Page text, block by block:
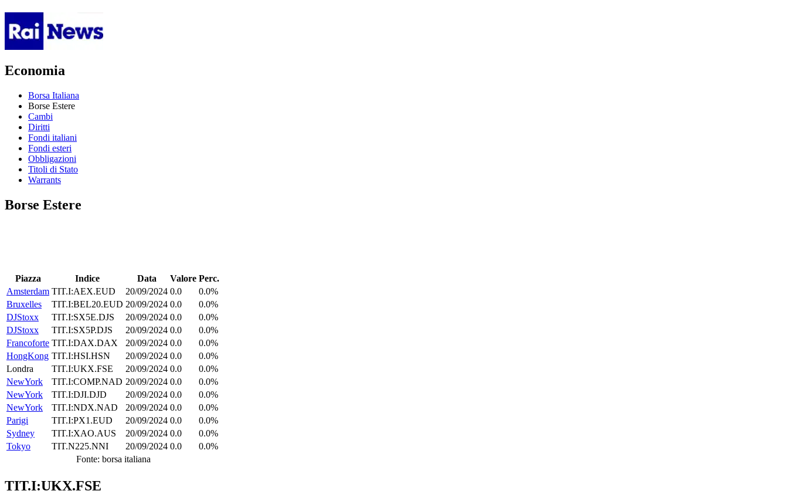
Economia
Borsa Italiana
Borse Estere
Cambi
Diritti
Fondi italiani
Fondi esteri
Obbligazioni
Titoli di Stato
Warrants
Borse Estere
Piazza Indice Data Valore Perc.
Amsterdam TIT.I:AEX.EUD 20/09/2024 0.0
0.0%
Bruxelles
TIT.I:BEL20.EUD 20/09/2024 0.0
0.0%
DJStoxx
TIT.I:SX5E.DJS 20/09/2024 0.0
0.0%
DJStoxx
TIT.I:SX5P.DJS 20/09/2024 0.0
0.0%
Francoforte TIT.I:DAX.DAX 20/09/2024 0.0
0.0%
HongKong TIT.I:HSI.HSN 20/09/2024 0.0
0.0%
Londra
TIT.I:UKX.FSE 20/09/2024 0.0
0.0%
NewYork
TIT.I:COMP.NAD 20/09/2024 0.0
0.0%
NewYork
TIT.I:DJI.DJD 20/09/2024 0.0
0.0%
NewYork
TIT.I:NDX.NAD 20/09/2024 0.0
0.0%
Parigi
TIT.I:PX1.EUD 20/09/2024 0.0
0.0%
Sydney
TIT.I:XAO.AUS 20/09/2024 0.0
0.0%
Tokyo
TIT.N225.NNI 20/09/2024 0.0
0.0%
Fonte: borsa italiana
TIT.I:UKX.FSE